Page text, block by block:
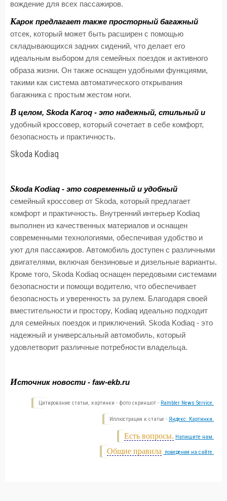
вождение для всех пассажиров.
Карок предлагает также просторный багажный
отсек, который может быть расширен с помощью
складывающихся задних сидений, что делает его
идеальным выбором для семейных поездок и активного
образа жизни. Он также оснащен удобными функциями,
такими как система автоматического открывания
багажника с простым жестом ноги.
В целом, Skoda Karoq - это надежный, стильный и
удобный кроссовер, который сочетает в себе комфорт,
безопасность и практичность.
Skoda Kodiaq
Skoda Kodiaq - это современный и удобный
семейный кроссовер от Skoda, который предлагает
комфорт и практичность. Внутренний интерьер Kodiaq
выполнен из качественных материалов и оснащен
современными технологиями, обеспечивая удобство и
уют для пассажиров. Автомобиль доступен с различными
двигателями, включая бензиновые и дизельные варианты.
Кроме того, Skoda Kodiaq оснащен передовыми системами
безопасности и помощи водителю, что обеспечивает
безопасность и уверенность за рулем. Благодаря своей
вместительности и простору, Kodiaq идеально подходит
для семейных поездок и приключений. Skoda Kodiaq - это
надежный и универсальный автомобиль, который
удовлетворит различные потребности владельца.
Источник новости - faw-ekb.ru
Цитирование статьи, картинки - фото скриншот - Rambler News Service.
Иллюстрация к статье - Яндекс. Картинки.
Есть вопросы. Напишите нам.
Общие правила поведения на сайте.